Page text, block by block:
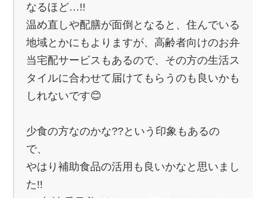
なるほど…!!
温め直しや配膳が面倒となると、住んでいる
地域とかにもよりますが、高齢者向けのお弁
当宅配サービスもあるので、その方の生活ス
タイルに合わせて届けてもらうのも良いかも
しれないです😊
少食の方なのかな??という印象もあるの
で、
やはり補助食品の活用も良いかなと思いまし
た!!